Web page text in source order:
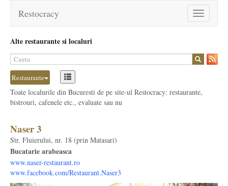
Toggle
navigation
Restocracy
Alte restaurante si localuri
Restaurante
Toate localurile din Bucuresti de pe site-ul Restocracy: restaurante,
bistrouri, cafenele etc., evaluate sau nu
Naser 3
Str. Fluierului, nr. 18 (prin Matasari)
Bucatarie arabeasca
www.naser-restaurant.ro
www.facebook.com/Restaurant.Naser3